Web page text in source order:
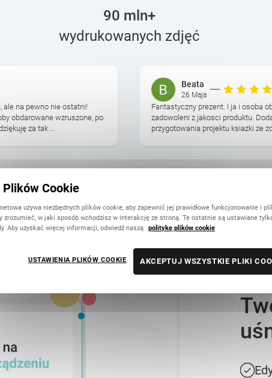
90 mln+
wydrukowanych zdjęć
ale na pewno nie ostatni!
obdarowane wzruszone, po
za tak ...
Beata
26 Maja
Fantastyczny prezent. I ja i osoba
zadowoleni z jakosci produktu.
przygotowania projektu ksiazki ze
Cookie
używa niezbędnych plików cookie, aby zapewnić jej prawidłowe funkcjonowanie i
zrozumieć, w jaki sposób wchodzisz w interakcję ze stroną. Te ostatnie są ustawiane
Aby uzyskać więcej informacji, odwiedź naszą politykę plików cookie
USTAWIENIA PLIKÓW COOKIE AKCEPTUJ WSZYSTKIE PLIKI